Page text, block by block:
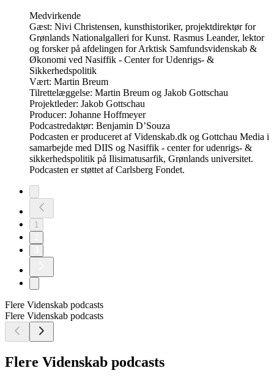
Medvirkende
Gæst: Nivi Christensen, kunsthistoriker, projektdirektør for
Grønlands Nationalgalleri for Kunst. Rasmus Leander, lektor
og forsker på afdelingen for Arktisk Samfundsvidenskab &
Økonomi ved Nasiffik - Center for Udenrigs- &
Sikkerhedspolitik
Vært: Martin Breum
Tilrettelæggelse: Martin Breum og Jakob Gottschau
Projektleder: Jakob Gottschau
Producer: Johanne Hoffmeyer
Podcastredaktør: Benjamin D’Souza
Podcasten er produceret af Videnskab.dk og Gottchau Media i
samarbejde med DIIS og Nasiffik - center for udenrigs- &
sikkerhedspolitik på Ilisimatusarfik, Grønlands universitet.
Podcasten er støttet af Carlsberg Fondet.
1
Flere Videnskab podcasts
Flere Videnskab podcasts
Flere Videnskab podcasts